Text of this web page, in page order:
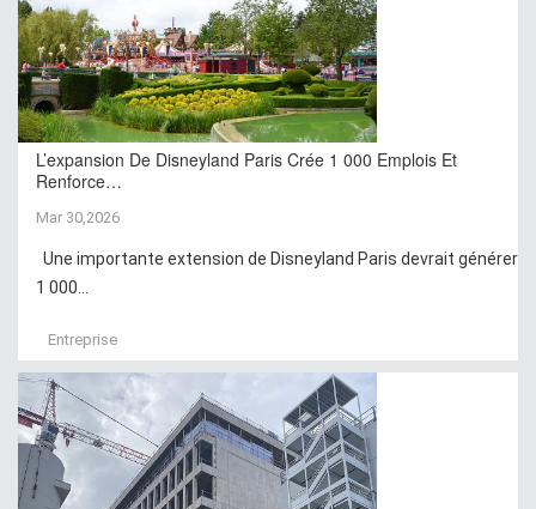
L’expansion De Disneyland Paris Crée 1 000 Emplois Et
Renforce…
Mar 30,2026
Une importante extension de Disneyland Paris devrait générer
1 000...
Entreprise